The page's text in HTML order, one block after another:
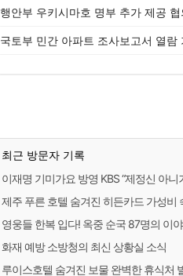
행안부 우키시마호 명부 추가 제공 협
국토부 민간 아파트 조사보고서 열람
최근 방문자 기록
이재명 기미가요 방영 KBS “제정신 아니
제주 푸른 호텔 숨겨진 히든카드 가성비
영웅들 한복 입다! 옥중 순국 87명의 이
화재 예방 소방청의 최신 상황실 소식
루이스호텔 숨겨진 보물 완벽한 휴식처